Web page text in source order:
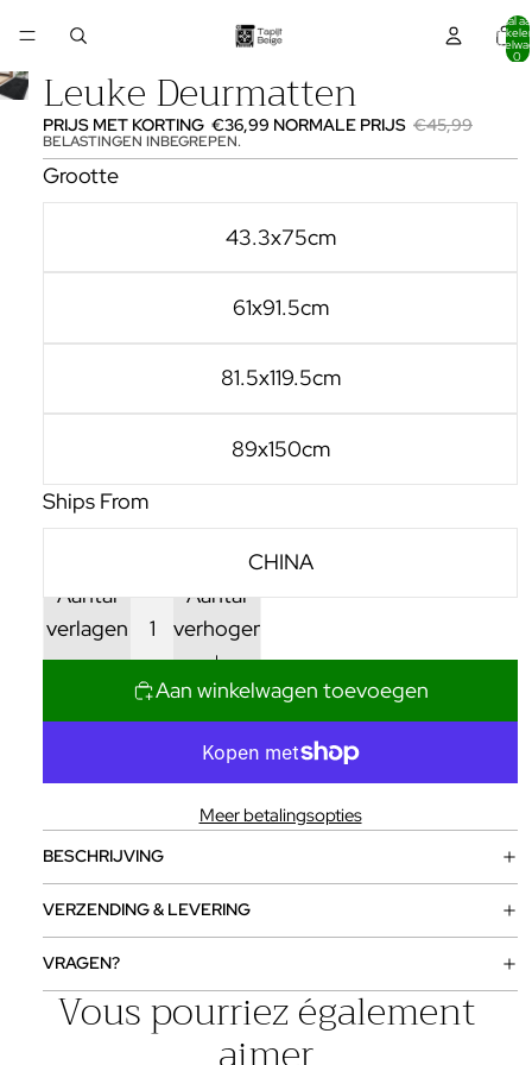
Totaal
0
Leuke Deurmatten
PRIJS MET KORTING €36,99 NORMALE PRIJS €45,99
BELASTINGEN INBEGREPEN.
Grootte
43.3x75cm
61x91.5cm
81.5x119.5cm
89x150cm
Ships From
CHINA
Aantal
verlagen
Aantal
verhogen
Aan winkelwagen toevoegen
Meer betalingsopties
BESCHRIJVING
VERZENDING & LEVERING
VRAGEN?
Vous pourriez également